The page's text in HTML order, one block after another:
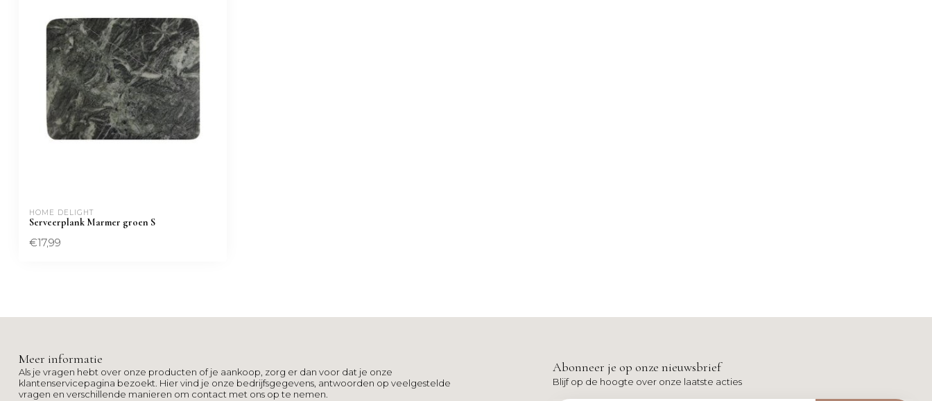
HOME DELIGHT
Serveerplank Marmer groen S
€17,99
Meer informatie
Als je vragen hebt over onze producten of je aankoop, zorg er dan voor dat je onze
klantenservicepagina bezoekt. Hier vind je onze bedrijfsgegevens, antwoorden op veelgestelde
vragen en verschillende manieren om contact met ons op te nemen.
Abonneer je op onze nieuwsbrief
Blijf op de hoogte over onze laatste acties